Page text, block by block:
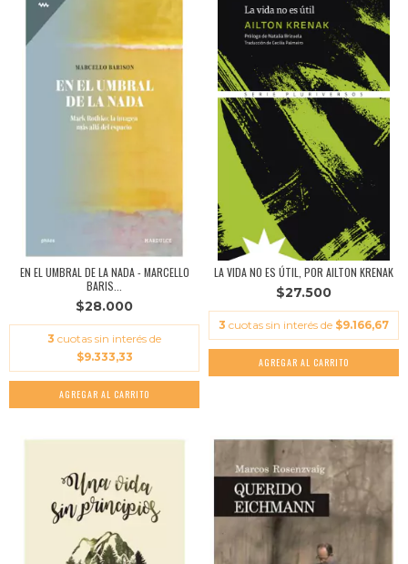
EN EL UMBRAL DE LA NADA - MARCELLO
BARIS...
$28.000
3 cuotas sin interés de
$9.333,33
LA VIDA NO ES ÚTIL, POR AILTON KRENAK
$27.500
3 cuotas sin interés de $9.166,67